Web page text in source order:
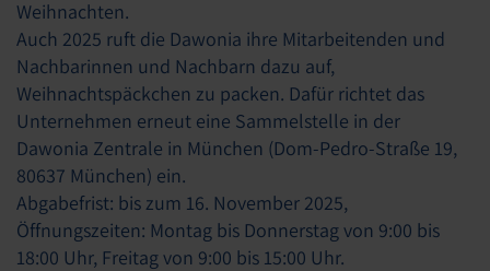
Weihnachten.
Auch 2025 ruft die Dawonia ihre Mitarbeitenden und
Nachbarinnen und Nachbarn dazu auf,
Weihnachtspäckchen zu packen. Dafür richtet das
Unternehmen erneut eine Sammelstelle in der
Dawonia Zentrale in München (Dom-Pedro-Straße 19,
80637 München) ein.
Abgabefrist: bis zum 16. November 2025,
Öffnungszeiten: Montag bis Donnerstag von 9:00 bis
18:00 Uhr, Freitag von 9:00 bis 15:00 Uhr.